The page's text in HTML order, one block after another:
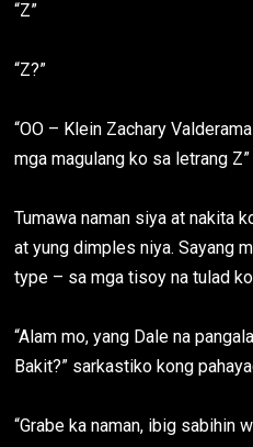
“Z”
“Z?”
“OO – Klein Zachary
mga magulang ko sa letrang Z”
Tumawa naman siya at nakita
at yung dimples niya. Sayang
type – sa mga tisoy na tulad
“Alam mo, yang Dale na
Bakit?” sarkastiko kong
“Grabe ka naman, ibig sabihin